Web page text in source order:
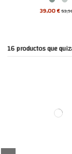
39,00 €
16 productos que